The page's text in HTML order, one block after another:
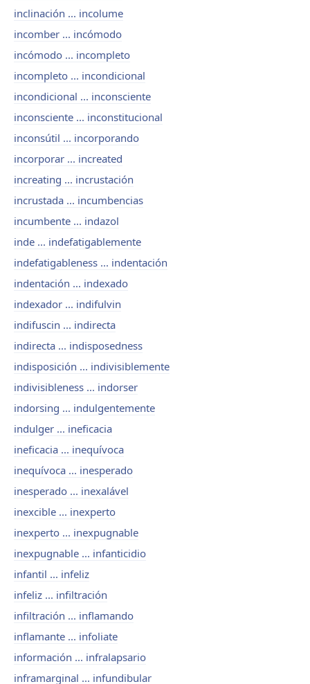
inclinación ... incolume
incomber ... incómodo
incómodo ... incompleto
incompleto ... incondicional
incondicional ... inconsciente
inconsciente ... inconstitucional
inconsútil ... incorporando
incorporar ... increated
increating ... incrustación
incrustada ... incumbencias
incumbente ... indazol
inde ... indefatigablemente
indefatigableness ... indentación
indentación ... indexado
indexador ... indifulvin
indifuscin ... indirecta
indirecta ... indisposedness
indisposición ... indivisiblemente
indivisibleness ... indorser
indorsing ... indulgentemente
indulger ... ineficacia
ineficacia ... inequívoca
inequívoca ... inesperado
inesperado ... inexalável
inexcible ... inexperto
inexperto ... inexpugnable
inexpugnable ... infanticidio
infantil ... infeliz
infeliz ... infiltración
infiltración ... inflamando
inflamante ... infoliate
información ... infralapsario
inframarginal ... infundibular